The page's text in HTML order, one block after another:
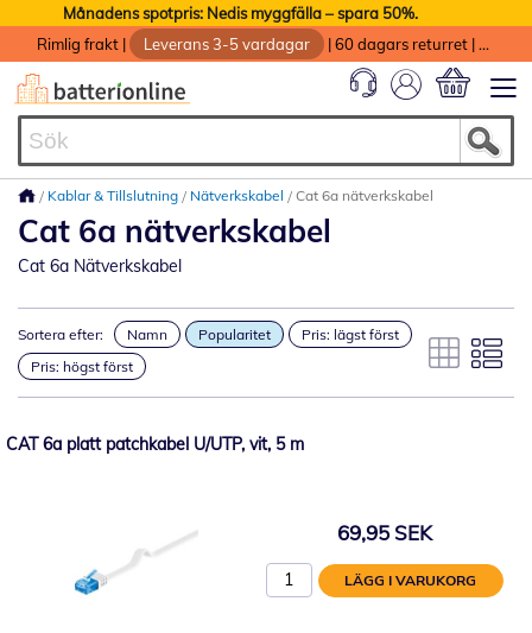
Månadens spotpris: Nedis myggfälla – spara 50%.
Rimlig frakt | Leverans 3-5 vardagar |60 dagars returret |
Kablar & Tillslutning Nätverkskabel Cat 6a nätverkskabel
Cat 6a nätverkskabel
Cat 6a Nätverkskabel
Sortera efter: Namn Popularitet
Pris: lägst först
Pris: högst först
CAT 6a platt patchkabel U/UTP, vit, 5 m
69,95 SEK
LÄGG I VARUKORG